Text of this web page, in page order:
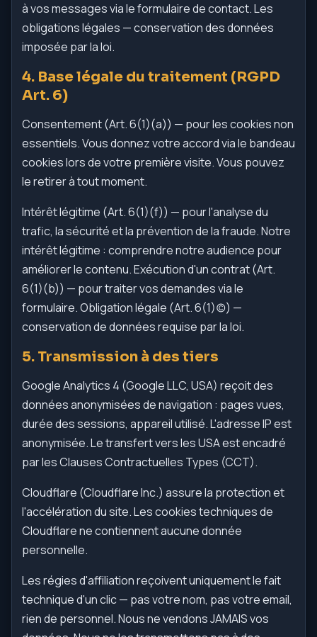
à vos messages via le formulaire de contact. Les
obligations légales — conservation des données
imposée par la loi.
4. Base légale du traitement (RGPD
Art. 6)
Consentement (Art. 6(1)(a)) — pour les cookies non
essentiels. Vous donnez votre accord via le bandeau
cookies lors de votre première visite. Vous pouvez
le retirer à tout moment.
Intérêt légitime (Art. 6(1)(f)) — pour l'analyse du
trafic, la sécurité et la prévention de la fraude. Notre
intérêt légitime : comprendre notre audience pour
améliorer le contenu. Exécution d'un contrat (Art.
6(1)(b)) — pour traiter vos demandes via le
formulaire. Obligation légale (Art. 6(1)(c)) —
conservation de données requise par la loi.
5. Transmission à des tiers
Google Analytics 4 (Google LLC, USA) reçoit des
données anonymisées de navigation : pages vues,
durée des sessions, appareil utilisé. L'adresse IP est
anonymisée. Le transfert vers les USA est encadré
par les Clauses Contractuelles Types (CCT).
Cloudflare (Cloudflare Inc.) assure la protection et
l'accélération du site. Les cookies techniques de
Cloudflare ne contiennent aucune donnée
personnelle.
Les régies d'affiliation reçoivent uniquement le fait
technique d'un clic — pas votre nom, pas votre email,
rien de personnel. Nous ne vendons JAMAIS vos